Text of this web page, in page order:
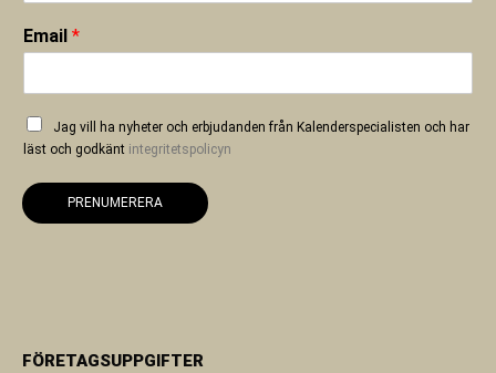
Email *
Jag vill ha nyheter och erbjudanden från Kalenderspecialisten och har
läst och godkänt integritetspolicyn
PRENUMERERA
FÖRETAGSUPPGIFTER